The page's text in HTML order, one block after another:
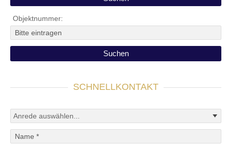
Objektnummer:
SCHNELLKONTAKT